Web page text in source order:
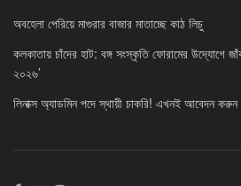
অবহেলা পেরিয়ে মাগুরার বাজার মাতাচ্ছে কাঠ লিচু
কলকাতায় চাঁদের হাট: বঙ্গ সংস্কৃতি ফোরামের উদ্যোগে
২০২৬’
লিনাক্স অ্যাডমিন পদে স্থায়ী চাকরি! এখনই আবেদন করুন